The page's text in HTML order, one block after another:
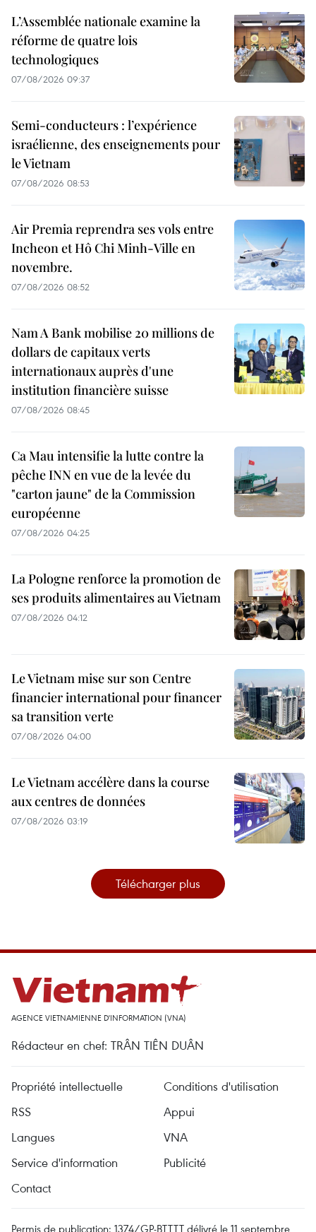
L’Assemblée nationale examine la
réforme de quatre lois
technologiques
07/08/2026 09:37
Semi-conducteurs : l’expérience
israélienne, des enseignements pour
le Vietnam
07/08/2026 08:53
Air Premia reprendra ses vols entre
Incheon et Hô Chi Minh-Ville en
novembre.
07/08/2026 08:52
Nam A Bank mobilise 20 millions de
dollars de capitaux verts
internationaux auprès d'une
institution financière suisse
07/08/2026 08:45
Ca Mau intensifie la lutte contre la
pêche INN en vue de la levée du
"carton jaune" de la Commission
européenne
07/08/2026 04:25
La Pologne renforce la promotion de
ses produits alimentaires au Vietnam
07/08/2026 04:12
Le Vietnam mise sur son Centre
financier international pour financer
sa transition verte
07/08/2026 04:00
Le Vietnam accélère dans la course
aux centres de données
07/08/2026 03:19
Télécharger plus
AGENCE VIETNAMIENNE D'INFORMATION (VNA)
Rédacteur en chef: TRÂN TIÊN DUÂN
Propriété intellectuelle
Conditions d'utilisation
RSS
Appui
Langues
VNA
Service d'information
Publicité
Contact
Permis de publication: 1374/GP-BTTTT délivré le 11 septembre